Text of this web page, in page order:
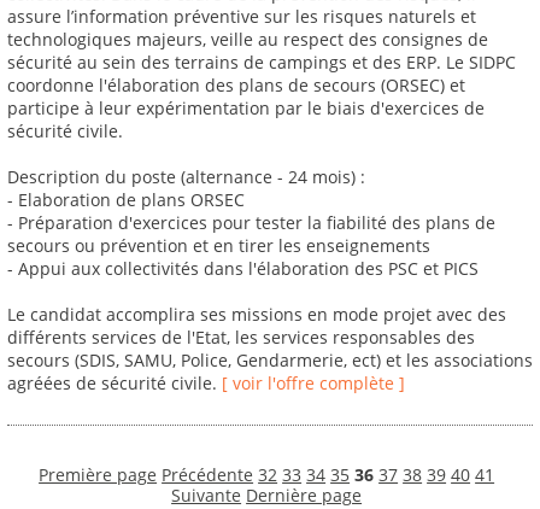
assure l’information préventive sur les risques naturels et
technologiques majeurs, veille au respect des consignes de
sécurité au sein des terrains de campings et des ERP. Le SIDPC
coordonne l'élaboration des plans de secours (ORSEC) et
participe à leur expérimentation par le biais d'exercices de
sécurité civile.
Description du poste (alternance - 24 mois) :
- Elaboration de plans ORSEC
- Préparation d'exercices pour tester la fiabilité des plans de
secours ou prévention et en tirer les enseignements
- Appui aux collectivités dans l'élaboration des PSC et PICS
Le candidat accomplira ses missions en mode projet avec des
différents services de l'Etat, les services responsables des
secours (SDIS, SAMU, Police, Gendarmerie, ect) et les associations
agréées de sécurité civile. [ voir l'offre complète ]
Première page Précédente 32 33 34 35 36 37 38 39 40 41
Suivante Dernière page